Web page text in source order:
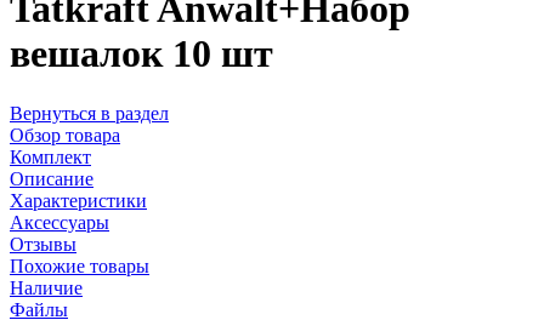
Tatkraft Anwalt+Набор
вешалок 10 шт
Вернуться в раздел
Обзор товара
Комплект
Описание
Характеристики
Аксессуары
Отзывы
Похожие товары
Наличие
Файлы